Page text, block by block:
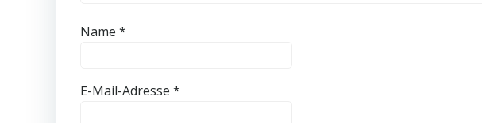
Name *
E-Mail-Adresse *